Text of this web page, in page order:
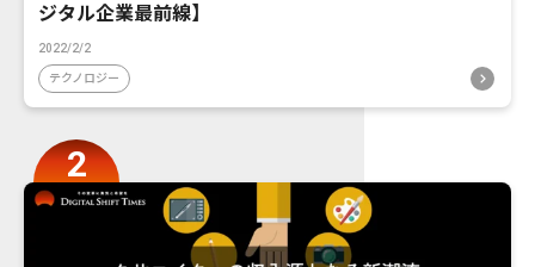
ジタル企業最前線】
2022/2/2
テクノロジー